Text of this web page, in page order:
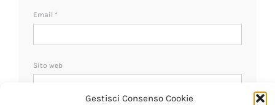
Gestisci Consenso Cookie
Email *
Sito web